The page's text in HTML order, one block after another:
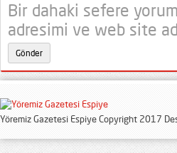
Bir dahaki sefere
adresimi ve web site
Yöremiz Gazetesi Espiye Copyright 2017